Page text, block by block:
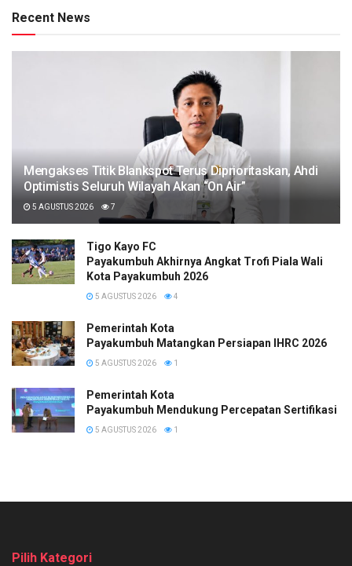
Recent News
Mengakses Titik Blankspot Terus Diprioritaskan, Ahdi
Optimistis Seluruh Wilayah Akan “On Air”
5 AGUSTUS 2026 7
Tigo Kayo FC
Payakumbuh Akhirnya Angkat Trofi Piala Wali
Kota Payakumbuh 2026
5 AGUSTUS 2026 4
Pemerintah Kota
Payakumbuh Matangkan Persiapan IHRC 2026
5 AGUSTUS 2026 1
Pemerintah Kota
Payakumbuh Mendukung Percepatan Sertifikasi
5 AGUSTUS 2026 1
Pilih Kategori